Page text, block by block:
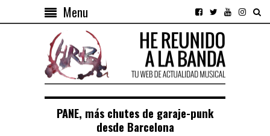
Menu
PANE, más chutes de garaje-punk
desde Barcelona